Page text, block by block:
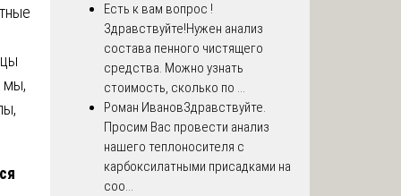
мы,
Есть к вам вопрос !
Здравствуйте!Нужен анализ
состава пенного чистящего
средства. Можно узнать
стоимость, сколько по ...
Роман ИвановЗдравствуйте.
Просим Вас провести анализ
нашего теплоносителя с
карбоксилатными присадками на
соо...